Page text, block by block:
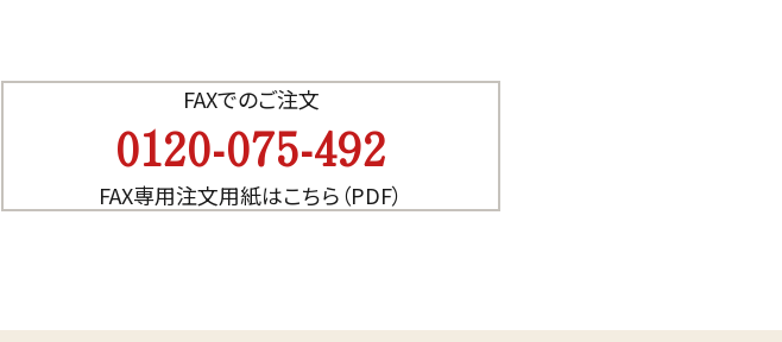
FAXでのご注文
0120-075-492
FAX専用注文用紙はこちら（PDF）